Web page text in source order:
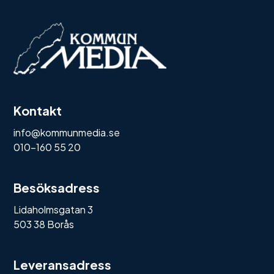
Kontakt
info@kommunmedia.se
010-160 55 20
Besöksadress
Lidaholmsgatan 3
503 38 Borås
Leveransadress